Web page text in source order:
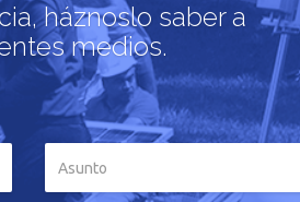
háznoslo saber a
medios.